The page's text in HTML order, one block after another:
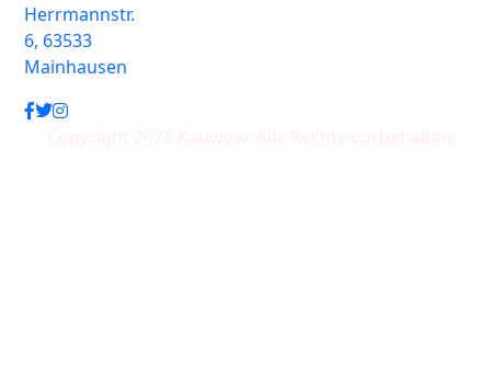
Herrmannstr.
6, 63533
Mainhausen